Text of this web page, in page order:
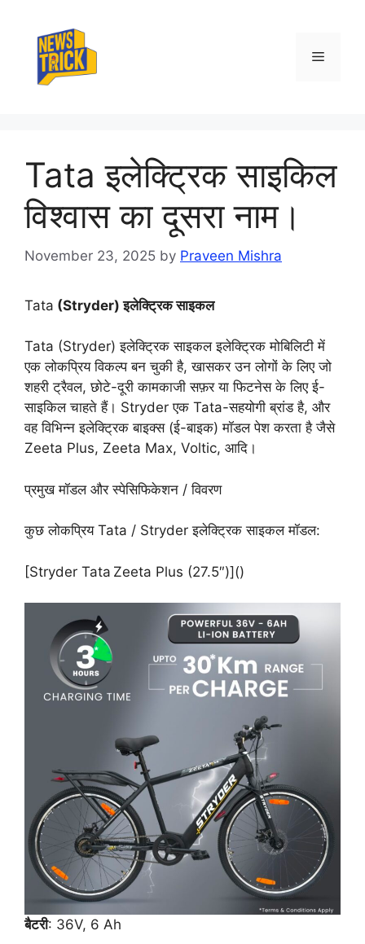
content
Menu
Tata इलेक्ट्रिक साइकिल
विश्वास का दूसरा नाम।
November 23, 2025 by Praveen Mishra
Tata (Stryder) इलेक्ट्रिक साइकल
Tata (Stryder) इलेक्ट्रिक साइकल इलेक्ट्रिक मोबिलिटी में
एक लोकप्रिय विकल्प बन चुकी है, खासकर उन लोगों के लिए जो
शहरी ट्रैवल, छोटे-दूरी कामकाजी सफ़र या फिटनेस के लिए ई-
साइकिल चाहते हैं। Stryder एक Tata-सहयोगी ब्रांड है, और
वह विभिन्न इलेक्ट्रिक बाइक्स (ई-बाइक) मॉडल पेश करता है जैसे
Zeeta Plus, Zeeta Max, Voltic, आदि।
प्रमुख मॉडल और स्पेसिफिकेशन / विवरण
कुछ लोकप्रिय Tata / Stryder इलेक्ट्रिक साइकल मॉडल:
[Stryder Tata Zeeta Plus (27.5″)]()
बैटरी: 36V, 6 Ah